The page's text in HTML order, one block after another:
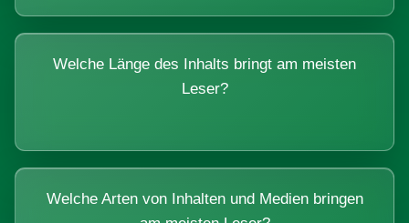
Welche Länge des Inhalts bringt am meisten
Leser?
Welche Arten von Inhalten und Medien bringen